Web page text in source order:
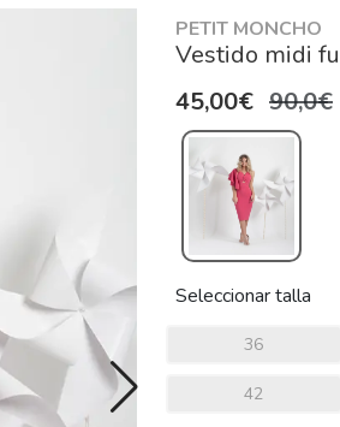
PETIT MONCHO
Vestido midi
45,00€ 90,0€
Seleccionar talla
36
42